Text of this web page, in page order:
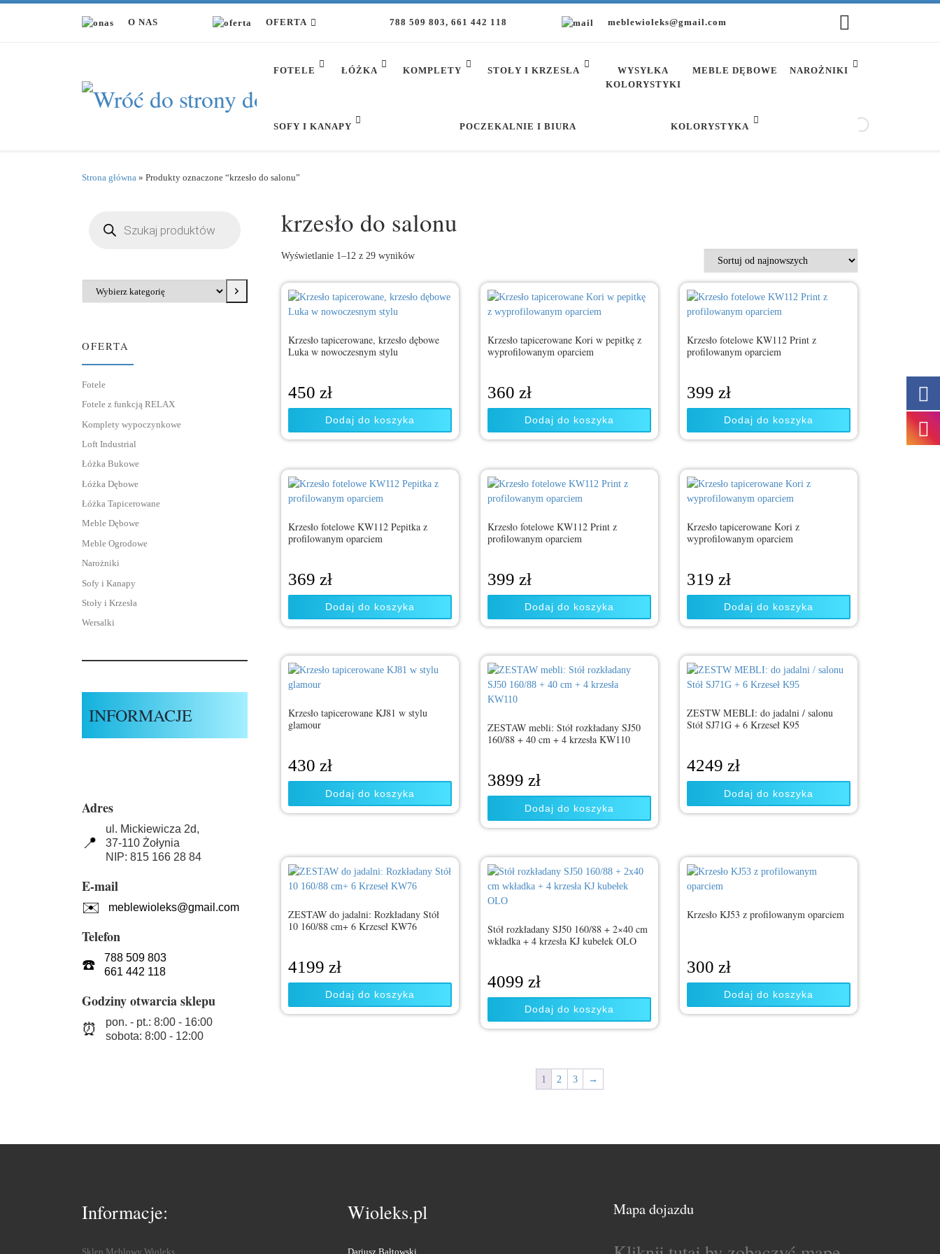
Przejdź do treści O NAS OFERTA 788 509 803, 661 442 118 meblewioleks@gmail.com
FOTELE ŁÓŻKA KOMPLETY STOŁY I KRZESŁA
WYSYŁKA
KOLORYSTYKI
MEBLE DĘBOWE NAROŻNIKI
SOFY I KANAPY POCZEKALNIE I BIURA KOLORYSTYKA
Strona główna » Produkty oznaczone “krzesło do salonu”
krzesło do salonu
Wyświetlanie 1–12 z 29 wynikówPosortowane według najnowszych
Krzesło tapicerowane, krzesło dębowe
Luka w nowoczesnym stylu
450 zł
Dodaj do koszyka
Krzesło tapicerowane Kori w pepitkę z
wyprofilowanym oparciem
360 zł
Dodaj do koszyka
Krzesło fotelowe KW112 Print z
profilowanym oparciem
399 zł
Dodaj do koszyka
Krzesło fotelowe KW112 Pepitka z
profilowanym oparciem
369 zł
Dodaj do koszyka
Krzesło fotelowe KW112 Print z
profilowanym oparciem
399 zł
Dodaj do koszyka
Krzesło tapicerowane Kori z
wyprofilowanym oparciem
319 zł
Dodaj do koszyka
Krzesło tapicerowane KJ81 w stylu
glamour
430 zł
Dodaj do koszyka
ZESTAW mebli: Stół rozkładany SJ50
160/88 + 40 cm + 4 krzesła KW110
3899 zł
Dodaj do koszyka
ZESTW MEBLI: do jadalni / salonu
Stół SJ71G + 6 Krzeseł K95
4249 zł
Dodaj do koszyka
ZESTAW do jadalni: Rozkładany Stół
10 160/88 cm+ 6 Krzeseł KW76
4199 zł
Dodaj do koszyka
Stół rozkładany SJ50 160/88 + 2×40 cm
wkładka + 4 krzesła KJ kubełek OLO
4099 zł
Dodaj do koszyka
Krzesło KJ53 z profilowanym oparciem
300 zł
Dodaj do koszyka
1 2 3 →
OFERTA
Fotele
Fotele z funkcją RELAX
Komplety wypoczynkowe
Loft Industrial
Łóżka Bukowe
Łóżka Dębowe
Łóżka Tapicerowane
Meble Dębowe
Meble Ogrodowe
Narożniki
Sofy i Kanapy
Stoły i Krzesła
Wersalki
INFORMACJE
Adres
📍
ul. Mickiewicza 2d,
37-110 Żołynia
NIP: 815 166 28 84
E-mail
✉️ meblewioleks@gmail.com
Telefon
☎️
788 509 803
661 442 118
Godziny otwarcia sklepu
⏰
pon. - pt.: 8:00 - 16:00
sobota: 8:00 - 12:00
Informacje:
Sklep Meblowy Wioleks
Wioleks.pl
Dariusz Bałtowski
Mapa dojazdu